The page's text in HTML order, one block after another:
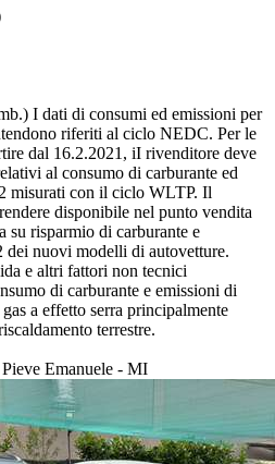
I dati di consumi ed emissioni per
riferiti al ciclo NEDC. Per le
dal 16.2.2021, iI rivenditore deve
al consumo di carburante ed
misurati con il ciclo WLTP. Il
disponibile nel punto vendita
su risparmio di carburante e
dei nuovi modelli di autovetture.
e altri fattori non tecnici
di carburante e emissioni di
a effetto serra principalmente
terrestre.
Emanuele - MI